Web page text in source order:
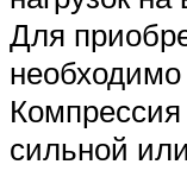
Для
необходимо
сильной